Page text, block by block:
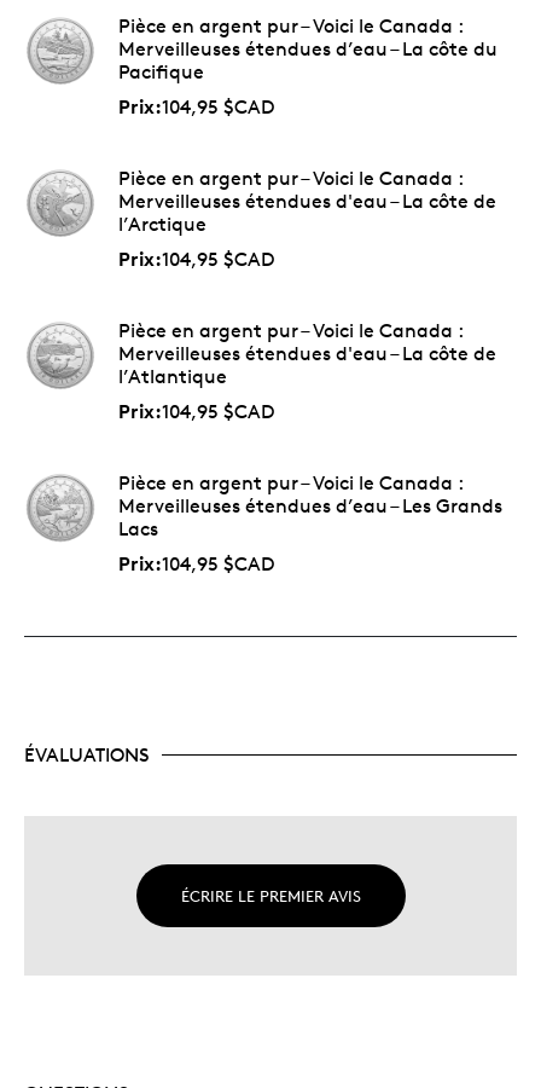
Expédition gratuite.Nous payons la livraison –
nous expédions les pièces partout au Canada et
aux États-Unis.
Pièce en argent pur – Voici le Canada :
Merveilleuses étendues d’eau – La côte du
Pacifique
Prix:104,95 $CAD
Pièce en argent pur – Voici le Canada :
Merveilleuses étendues d'eau – La côte de
l’Arctique
Prix:104,95 $CAD
Pièce en argent pur – Voici le Canada :
Merveilleuses étendues d'eau – La côte de
l’Atlantique
Prix:104,95 $CAD
Pièce en argent pur – Voici le Canada :
Merveilleuses étendues d’eau – Les Grands
Lacs
Prix:104,95 $CAD
ÉVALUATIONS
ÉCRIRE LE PREMIER AVIS